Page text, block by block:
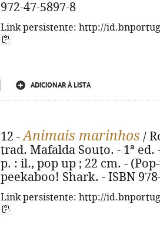
972-47-5897-8
Link persistente: http://
ADICIONAR À LISTA
12 -Animais marinhos /
trad. Mafalda Souto. - 1ª
p. : il., pop up ; 22 cm. -
peekaboo! Shark. - ISBN
Link persistente: http://